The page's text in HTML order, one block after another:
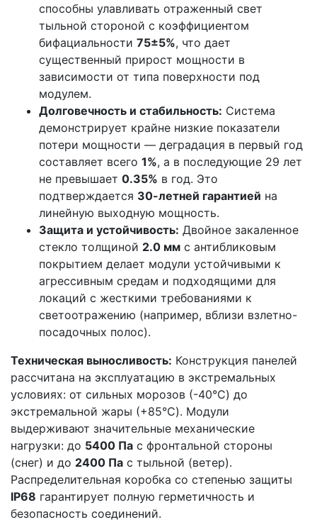
способны улавливать отраженный свет
тыльной стороной с коэффициентом
бифациальности 75±5%, что дает
существенный прирост мощности в
зависимости от типа поверхности под
модулем.
Долговечность и стабильность: Система
демонстрирует крайне низкие показатели
потери мощности — деградация в первый год
составляет всего 1%, а в последующие 29 лет
не превышает 0.35% в год. Это
подтверждается 30-летней гарантией на
линейную выходную мощность.
Защита и устойчивость: Двойное закаленное
стекло толщиной 2.0 мм с антибликовым
покрытием делает модули устойчивыми к
агрессивным средам и подходящими для
локаций с жесткими требованиями к
светоотражению (например, вблизи взлетно-
посадочных полос).
Техническая выносливость: Конструкция панелей
рассчитана на эксплуатацию в экстремальных
условиях: от сильных морозов (-40°C) до
экстремальной жары (+85°C). Модули
выдерживают значительные механические
нагрузки: до 5400 Па с фронтальной стороны
(снег) и до 2400 Па с тыльной (ветер).
Распределительная коробка со степенью защиты
IP68 гарантирует полную герметичность и
безопасность соединений.